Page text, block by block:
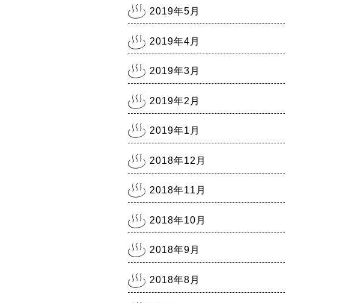
2019年5月
2019年4月
2019年3月
2019年2月
2019年1月
2018年12月
2018年11月
2018年10月
2018年9月
2018年8月